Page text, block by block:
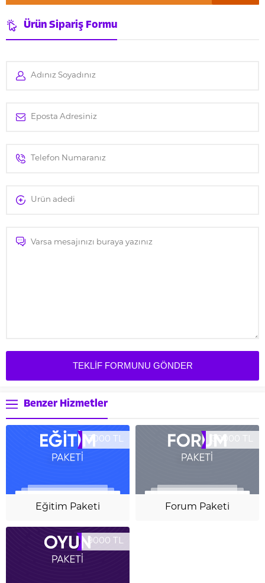
Ürün Sipariş Formu
Benzer Hizmetler
3000 TL
Eğitim Paketi
30000 TL
Forum Paketi
9000 TL